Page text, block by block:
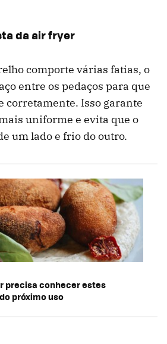
da air fryer
comporte várias fatias, o
entre os pedaços para que
corretamente. Isso garante
uniforme e evita que o
um lado e frio do outro.
precisa conhecer estes
próximo uso